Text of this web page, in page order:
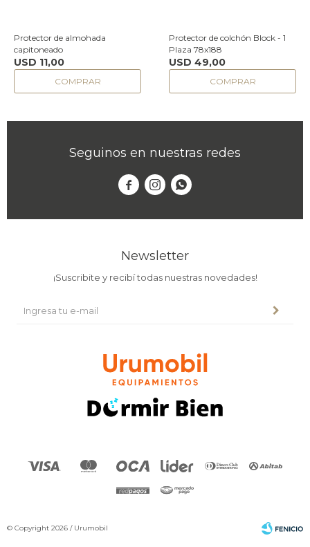
Protector de almohada
capitoneado
USD 11,00
Protector de colchón Block - 1
Plaza 78x188
USD 49,00
Seguinos en nuestras redes
  
Newsletter
¡Suscribite y recibí todas nuestras novedades!
© Copyright 2026 / Urumobil